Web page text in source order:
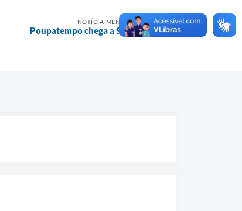
NOTÍCIA MENOS RECENTE
Poupatempo chega a São Roque